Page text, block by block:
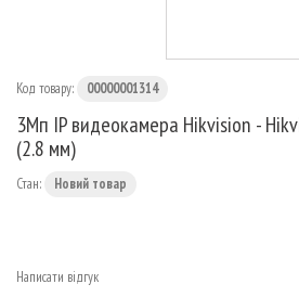
Код товару: 00000001314
3Мп IP видеокамера Hikvision -
(2.8 мм)
Стан: Новий товар
Написати відгук